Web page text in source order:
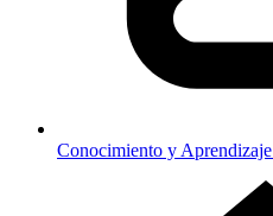
Conocimiento y Aprendizaje